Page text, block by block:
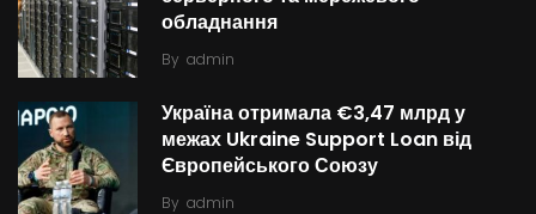
обладнання
By admin
Україна отримала €3,47 млрд у
межах Ukraine Support Loan від
Європейського Союзу
By admin